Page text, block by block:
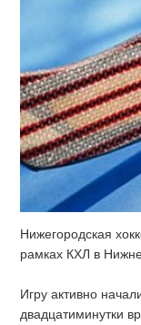
Нижегородская
рамках КХЛ в
Игру активно
двадцатиминутки